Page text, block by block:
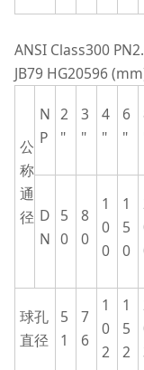
ANSI Class300
JB79 HG20596
公
称
通
径
N
P
2
"
3
"
4
"
6
"
D
N
5
0
8
0
1
0
0
1
5
0
球孔
直径
5
1
7
6
1
0
2
1
5
2